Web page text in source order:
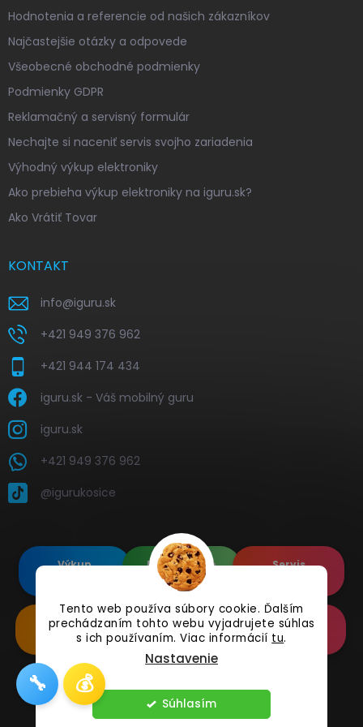
Tento web používa súbory cookie. Ďalším
prechádzaním tohto webu vyjadrujete súhlas
s ich používaním. Viac informácií tu.
Nastavenie
Súhlasím
Hodnotenia a referencie od našich zákazníkov
Najčastejšie otázky a odpovede
Všeobecné obchodné podmienky
Podmienky GDPR
Reklamačný a servisný formulár
Nechajte si naceniť servis svojho zariadenia
Výhodný výkup elektroniky
Ako prebieha výkup elektroniky na iguru.sk?
Ako Vrátiť Tovar
KONTAKT
info@iguru.sk
+421 949 376 962
+421 944 174 434
iguru.sk - Váš mobilný guru
iguru.sk
+421 949 376 962
@igurukosice
Výkup
Renovované
Apple's
Servis
Renovované
Samsung's
Doplnkové
Príslušenstvo
Online
Reklamácia
Copyright 2026 iguru.sk. Všetky práva vyhradené.
🔧 💰